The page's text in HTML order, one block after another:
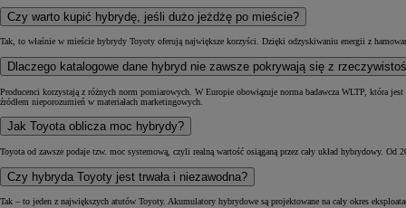
Czy warto kupić hybrydę, jeśli dużo jeżdżę po mieście?
Tak, to właśnie w mieście hybrydy Toyoty oferują największe korzyści. Dzięki odzyskiwaniu energii z
Dlaczego katalogowe dane hybryd nie zawsze pokrywają się z
Producenci korzystają z różnych norm pomiarowych. W Europie obowiązuje norma badawcza WLTP, która
źródłem nieporozumień w materiałach marketingowych.
Jak Toyota oblicza moc hybrydy?
Toyota od zawsze podaje tzw. moc systemową, czyli realną wartość osiąganą przez cały układ hybrydowy.
Czy hybryda Toyoty jest trwała i niezawodna?
Tak – to jeden z największych atutów Toyoty. Akumulatory hybrydowe są projektowane na cały okres